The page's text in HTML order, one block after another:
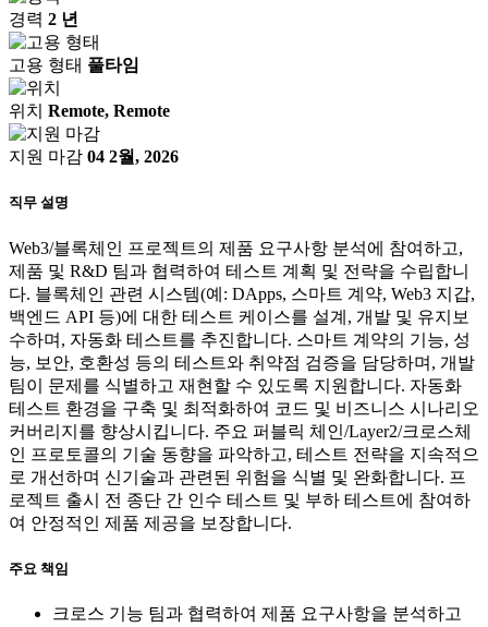
경력 2 년
고용 형태 풀타임
위치 Remote, Remote
지원 마감 04 2월, 2026
직무 설명
Web3/블록체인 프로젝트의 제품 요구사항 분석에 참여하고,
제품 및 R&D 팀과 협력하여 테스트 계획 및 전략을 수립합니
다. 블록체인 관련 시스템(예: DApps, 스마트 계약, Web3 지갑,
백엔드 API 등)에 대한 테스트 케이스를 설계, 개발 및 유지보
수하며, 자동화 테스트를 추진합니다. 스마트 계약의 기능, 성
능, 보안, 호환성 등의 테스트와 취약점 검증을 담당하며, 개발
팀이 문제를 식별하고 재현할 수 있도록 지원합니다. 자동화
테스트 환경을 구축 및 최적화하여 코드 및 비즈니스 시나리오
커버리지를 향상시킵니다. 주요 퍼블릭 체인/Layer2/크로스체
인 프로토콜의 기술 동향을 파악하고, 테스트 전략을 지속적으
로 개선하며 신기술과 관련된 위험을 식별 및 완화합니다. 프
로젝트 출시 전 종단 간 인수 테스트 및 부하 테스트에 참여하
여 안정적인 제품 제공을 보장합니다.
주요 책임
크로스 기능 팀과 협력하여 제품 요구사항을 분석하고